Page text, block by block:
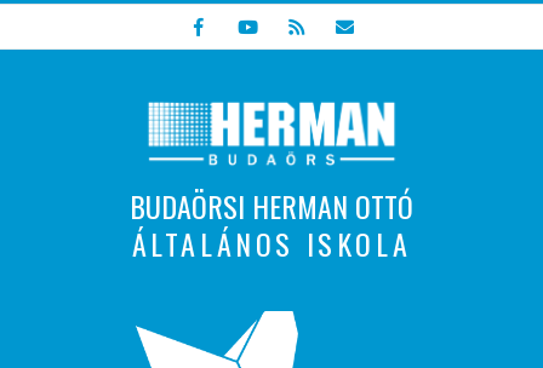
to
BUDAÖRSI HERMAN OTTÓ
ÁLTALÁNOS ISKOLA
Indulunk! Hamarosan újraindul oldalunk!